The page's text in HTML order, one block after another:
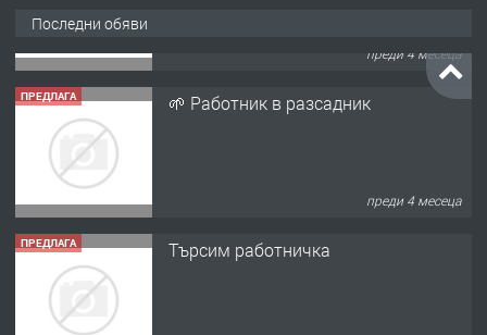
Последни обяви
ПРЕДЛАГА
ПРЕДЛАГА